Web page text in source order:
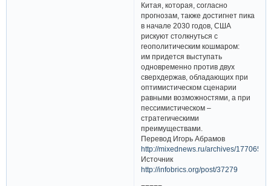
Китая, которая, согласно
прогнозам, также достигнет пика
в начале 2030 годов, США
рискуют столкнуться с
геополитическим кошмаром:
им придется выступать
одновременно против двух
сверхдержав, обладающих при
оптимистическом сценарии
равными возможностями, а при
пессимистическом –
стратегическими
преимуществами.
Перевод Игорь Абрамов
http://mixednews.ru/archives/177065
Источник
http://infobrics.org/post/37279